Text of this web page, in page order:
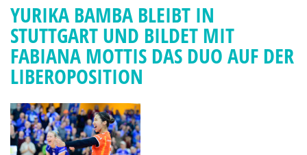
YURIKA BAMBA BLEIBT IN
STUTTGART UND BILDET MIT
FABIANA MOTTIS DAS DUO AUF DER
LIBEROPOSITION